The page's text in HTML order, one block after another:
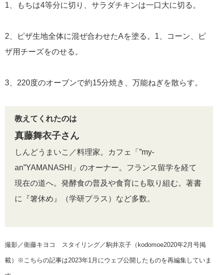
1、もちは4等分に切り、サラダチキンは一口大に切る。
2、ピザ生地全体に混ぜ合わせたAを塗る。1、コーン、ピ
ザ用チーズをのせる。
3、220度のオーブンで約15分焼き、万能ねぎを散らす。
教えてくれたのは
真藤舞衣子さん
しんどうまいこ／料理家。カフェ「”my-
an”YAMANASHI」のオーナー。フランス留学を経て
現在の道へ。発酵食の普及や食育にも取り組む。著書
に『箸休め』（学研プラス）など多数。
撮影／衛藤キヨコ スタイリング／駒井京子（kodomoe2020年2月号掲
載）※こちらの記事は2023年1月にウェブ公開したものを再編集していま